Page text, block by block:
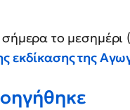
το μεσημέρι
εκδίκασης της